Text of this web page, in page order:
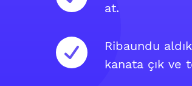
at.
Ribaundu
kanata çık ve